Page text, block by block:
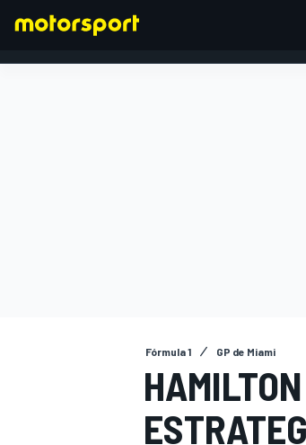
Fórmula 1 GP de Miami